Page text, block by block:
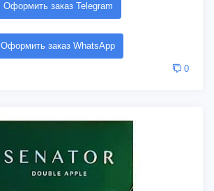
Оформить заказ Telegram
Оформить заказ WhatsApp
0